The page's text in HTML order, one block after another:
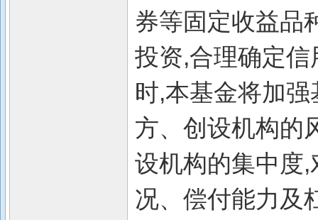
券等固定收益品
投资,合理确定
时,本基金将加
方、创设机构的
设机构的集中度
况、偿付能力及